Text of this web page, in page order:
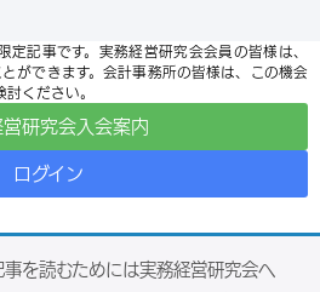
定記事です。実務経営研究会会員の皆様は、
ができます。会計事務所の皆様は、この機会
ください。
研究会入会案内
ログイン
を読むためには実務経営研究会へ